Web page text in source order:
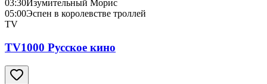
03:30Изумительный Морис
05:00Эспен в королевстве троллей
TV
TV1000 Русское кино